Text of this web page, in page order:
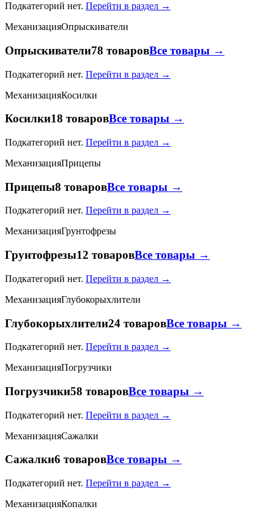
Подкатегорий нет. Перейти в раздел →
МеханизацияОпрыскиватели
Опрыскиватели78 товаровВсе товары →
Подкатегорий нет. Перейти в раздел →
МеханизацияКосилки
Косилки18 товаровВсе товары →
Подкатегорий нет. Перейти в раздел →
МеханизацияПрицепы
Прицепы8 товаровВсе товары →
Подкатегорий нет. Перейти в раздел →
МеханизацияГрунтофрезы
Грунтофрезы12 товаровВсе товары →
Подкатегорий нет. Перейти в раздел →
МеханизацияГлубокорыхлители
Глубокорыхлители24 товаровВсе товары →
Подкатегорий нет. Перейти в раздел →
МеханизацияПогрузчики
Погрузчики58 товаровВсе товары →
Подкатегорий нет. Перейти в раздел →
МеханизацияСажалки
Сажалки6 товаровВсе товары →
Подкатегорий нет. Перейти в раздел →
МеханизацияКопалки